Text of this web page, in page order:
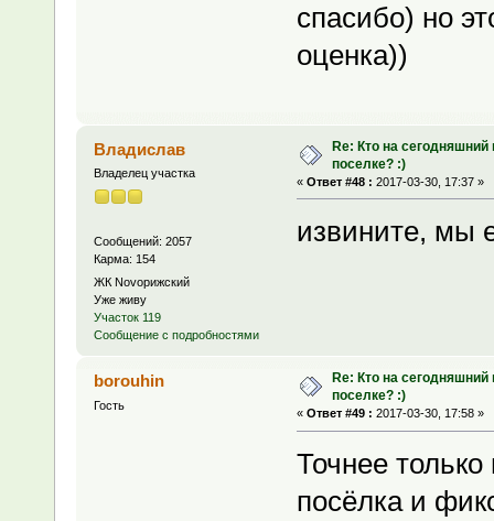
спасибо) но
оценка))
Владислав
Владелец участка
Сообщений: 2057
Карма: 154
ЖК Novoрижский
Уже живу
Участок 119
Сообщение с подробностями
Re: Кто на
поселке? :)
« Ответ #48 : 2017-03-30, 17:37 »
извините, мы
borouhin
Гость
Re: Кто на
поселке? :)
« Ответ #49 : 2017-03-30, 17:58 »
Точнее
посёлка и